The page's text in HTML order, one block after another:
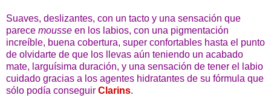
Suaves, deslizantes, con un tacto y una sensación que
parece mousse en los labios, con una pigmentación
increíble, buena cobertura, super confortables hasta el punto
de olvidarte de que los llevas aún teniendo un acabado
mate, larguísima duración, y una sensación de tener el labio
cuidado gracias a los agentes hidratantes de su fórmula que
sólo podía conseguir Clarins.